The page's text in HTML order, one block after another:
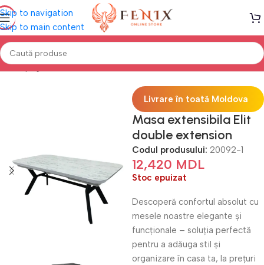
Skip to navigation
Skip to main content
Prima pagină Mobilă BUCĂTĂRIE Mese de bucătărie
Livrare în toată Moldova
Masa extensibila Elit
double extension
Codul produsului: 20092-1
12,420 MDL
Stoc epuizat
Descoperă confortul absolut cu
mesele noastre elegante și
funcționale – soluția perfectă
pentru a adăuga stil și
organizare în casa ta, la prețuri